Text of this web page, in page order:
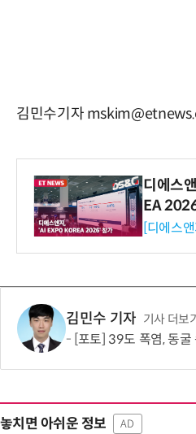
김민수기자
디에스
EA
생애주
[디에스
김민수 기자 기사 더보기
[포토] 39도 폭염, 동굴
놓치면 아쉬운 정보 AD